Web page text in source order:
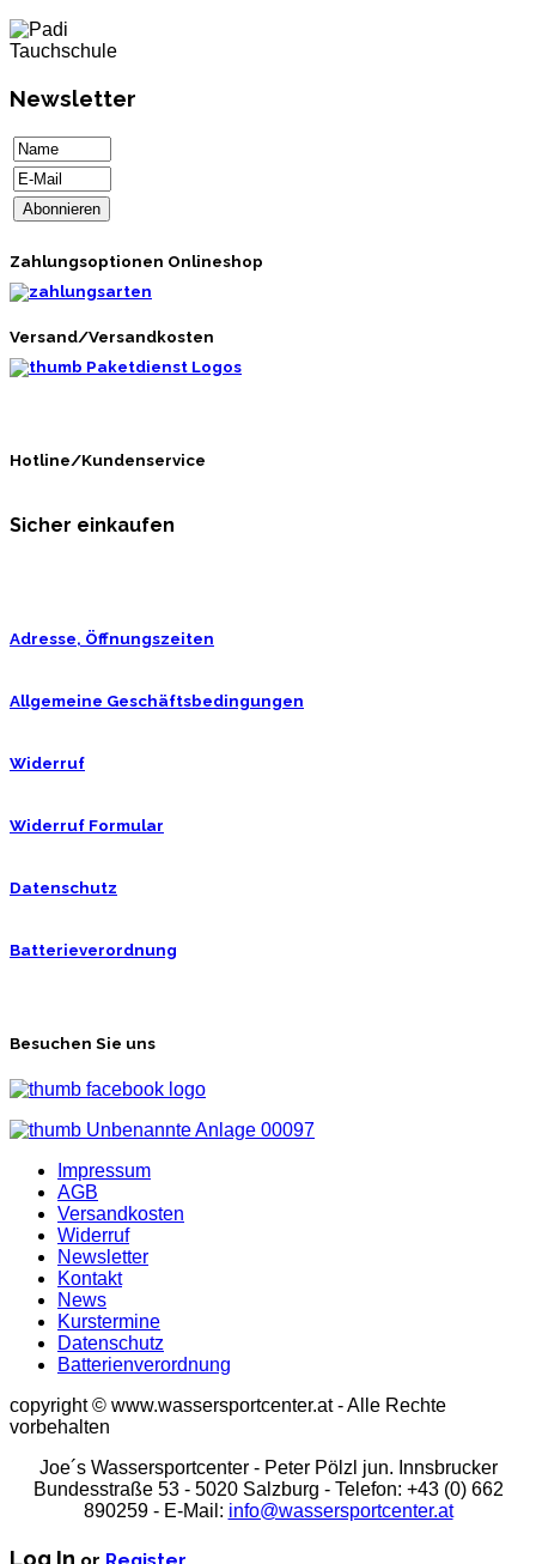
Newsletter
Zahlungsoptionen Onlineshop
Versand/Versandkosten
Hotline/Kundenservice
Sicher einkaufen
Adresse, Öffnungszeiten
Allgemeine Geschäftsbedingungen
Widerruf
Widerruf Formular
Datenschutz
Batterieverordnung
Besuchen Sie uns
Impressum
AGB
Versandkosten
Widerruf
Newsletter
Kontakt
News
Kurstermine
Datenschutz
Batterienverordnung
copyright © www.wassersportcenter.at - Alle Rechte
vorbehalten
Joe´s Wassersportcenter - Peter Pölzl jun. Innsbrucker
Bundesstraße 53 - 5020 Salzburg - Telefon: +43 (0) 662
890259 - E-Mail: info@wassersportcenter.at
Log In or Register